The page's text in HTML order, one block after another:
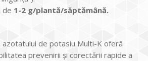
de 1-2 g/plantă/săptămână.
azotatului de potasiu Multi-K oferă
prevenirii şi corectării rapide a